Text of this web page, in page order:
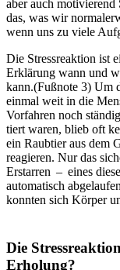
aber auch motivierend
das, was wir
wenn uns zu viele
Die Stressreaktion ist
Erklärung wann und
kann.(Fußnote 3) Um
einmal weit in die
Vor­fah­ren noch
tiert waren, blieb oft
ein Raubtier aus dem
reagieren. Nur das
Erstar­ren – eines
auto­ma­tisch
konnten sich Körper
Die
Erho­lung?